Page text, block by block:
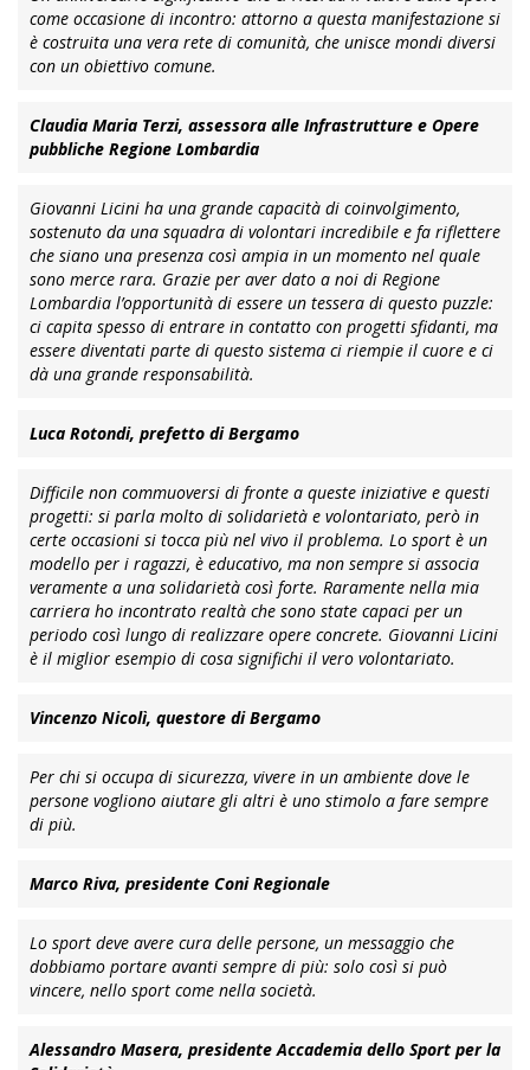
come occasione di incontro: attorno a questa manifestazione si
è costruita una vera rete di comunità, che unisce mondi diversi
con un obiettivo comune.
Claudia Maria Terzi, assessora alle Infrastrutture e Opere
pubbliche Regione Lombardia
Giovanni Licini ha una grande capacità di coinvolgimento,
sostenuto da una squadra di volontari incredibile e fa riflettere
che siano una presenza così ampia in un momento nel quale
sono merce rara. Grazie per aver dato a noi di Regione
Lombardia l’opportunità di essere un tessera di questo puzzle:
ci capita spesso di entrare in contatto con progetti sfidanti, ma
essere diventati parte di questo sistema ci riempie il cuore e ci
dà una grande responsabilità.
Luca Rotondi, prefetto di Bergamo
Difficile non commuoversi di fronte a queste iniziative e questi
progetti: si parla molto di solidarietà e volontariato, però in
certe occasioni si tocca più nel vivo il problema. Lo sport è un
modello per i ragazzi, è educativo, ma non sempre si associa
veramente a una solidarietà così forte. Raramente nella mia
carriera ho incontrato realtà che sono state capaci per un
periodo così lungo di realizzare opere concrete. Giovanni Licini
è il miglior esempio di cosa significhi il vero volontariato.
Vincenzo Nicolì, questore di Bergamo
Per chi si occupa di sicurezza, vivere in un ambiente dove le
persone vogliono aiutare gli altri è uno stimolo a fare sempre
di più.
Marco Riva, presidente Coni Regionale
Lo sport deve avere cura delle persone, un messaggio che
dobbiamo portare avanti sempre di più: solo così si può
vincere, nello sport come nella società.
Alessandro Masera, presidente Accademia dello Sport per la